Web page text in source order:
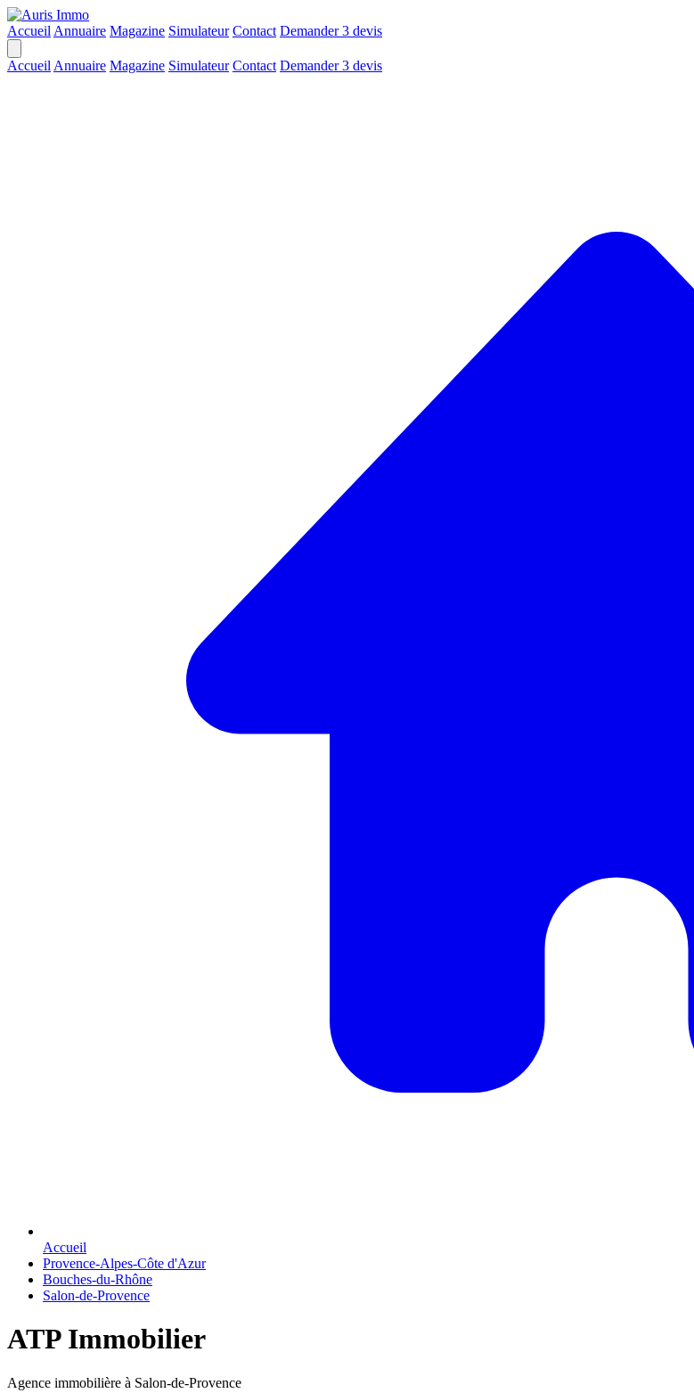
Accueil Annuaire Magazine Simulateur Contact Demander 3 devis
Accueil Annuaire Magazine Simulateur Contact Demander 3 devis
Accueil
Provence-Alpes-Côte d'Azur
Bouches-du-Rhône
Salon-de-Provence
ATP Immobilier
Agence immobilière à Salon-de-Provence